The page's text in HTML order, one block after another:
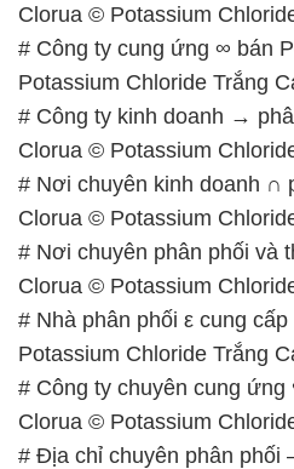
Clorua © Potassium
# Công ty cung ứng ∞ bán
Potassium Chloride Trắng
# Công ty kinh doanh →
Clorua © Potassium
# Nơi chuyên kinh doanh ∩
Clorua © Potassium
# Nơi chuyên phân phối và
Clorua © Potassium
# Nhà phân phối ε cung
Potassium Chloride Trắng
# Công ty chuyên cung ứng
Clorua © Potassium
# Địa chỉ chuyên phân phối